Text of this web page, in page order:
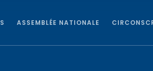
ASSEMBLÉE NATIONALE